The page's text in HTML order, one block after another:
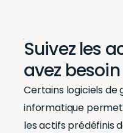
Suivez les
avez besoin
Certains logiciels de
informatique
les actifs prédéfinis